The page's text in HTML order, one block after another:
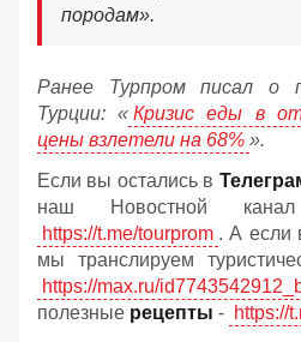
породам».
Ранее Турпром писал о
Турции: « Кризис еды в
цены взлетели на 68% ».
Если вы остались в
наш Новостной
https://t.me/tourprom . А если
мы транслируем
https://max.ru/
полезные рецепты - https://